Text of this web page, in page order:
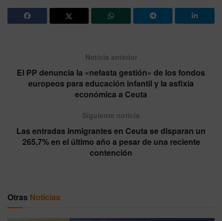
Noticia anterior
El PP denuncia la «nefasta gestión» de los fondos
europeos para educación infantil y la asfixia
económica a Ceuta
Siguiente noticia
Las entradas inmigrantes en Ceuta se disparan un
265,7% en el último año a pesar de una reciente
contención
Otras Noticias